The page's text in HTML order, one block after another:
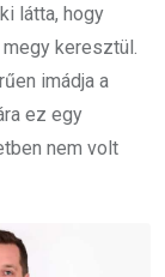
látta, hogy
keresztül.
imádja a
ez egy
nem volt